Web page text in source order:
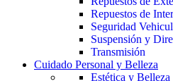
Repuestos de
Seguridad
Suspensión y
Transmisión
Cuidado Personal y Belleza
Estética y Belleza